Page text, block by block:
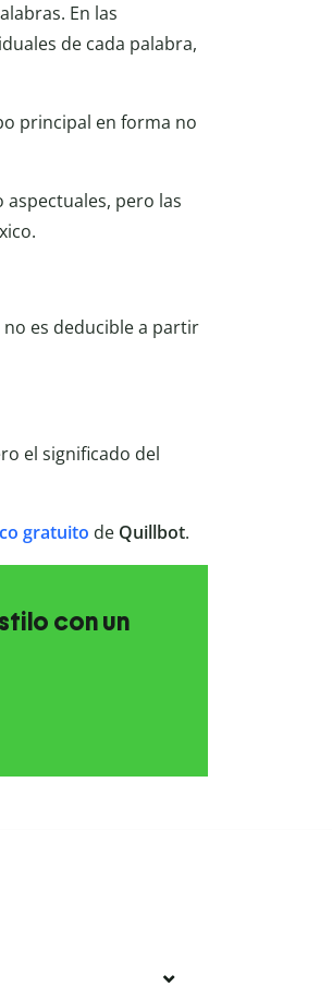
En las
de cada palabra,
principal en forma no
pero las
es deducible a partir
el significado del
gratuito de Quillbot.
con un